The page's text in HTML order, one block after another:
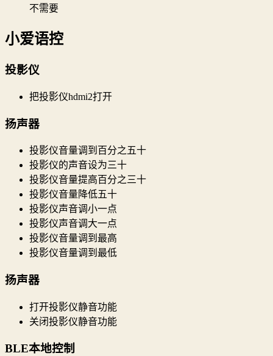
不需要
小爱语控
投影仪
把投影仪hdmi2打开
扬声器
投影仪音量调到百分之五十
投影仪的声音设为三十
投影仪音量提高百分之三十
投影仪音量降低五十
投影仪声音调小一点
投影仪声音调大一点
投影仪音量调到最高
投影仪音量调到最低
扬声器
打开投影仪静音功能
关闭投影仪静音功能
BLE本地控制